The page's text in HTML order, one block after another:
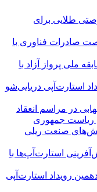
طلایی برای
صادرات فناوری با
ملی پرواز آزاد با
استارت‌آپی دریایی‌شو
در مراسم انعقاد
ریاست جمهوری
صنعت ریلی
استارت‌آپ‌ها با
رویداد استارت‌آپی